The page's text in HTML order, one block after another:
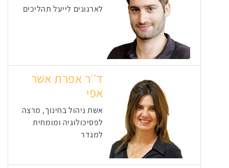
לארגונים לייעל תהליכים
ד׳׳ר אפרת אשר
אפי
אשת ניהול בחינוך, מרצה
לפסיכולוגיה ומומחית
למגדר